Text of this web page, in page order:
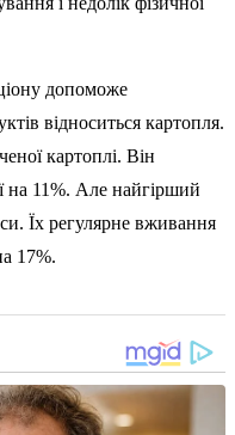
допоможе
відноситься картопля.
картоплі. Він
на 11%. Але найгірший
Їх регулярне вживання
17%.